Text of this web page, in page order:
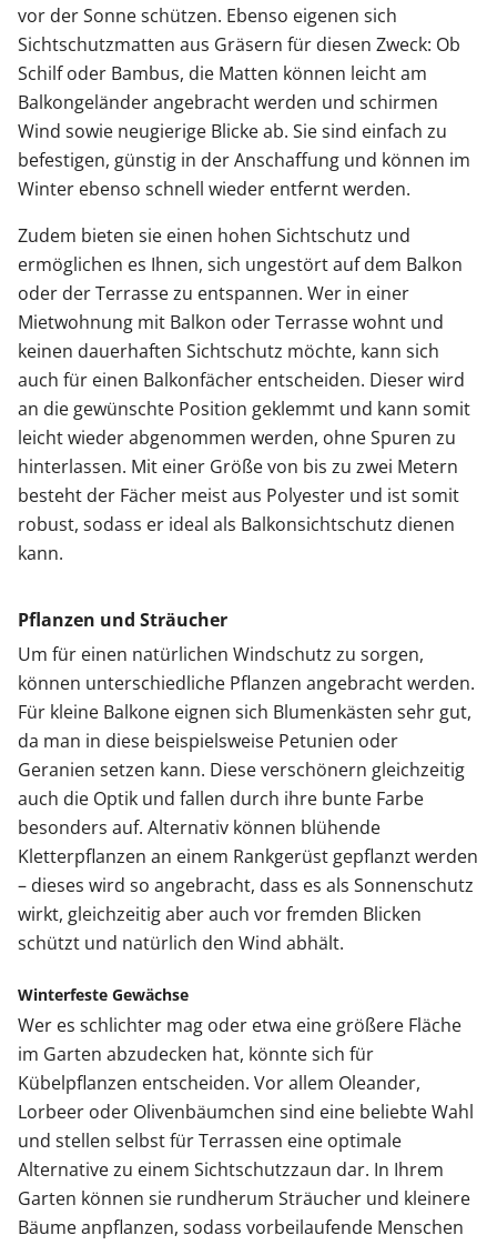
vor der Sonne schützen. Ebenso eigenen sich
Sichtschutzmatten aus Gräsern für diesen Zweck: Ob
Schilf oder Bambus, die Matten können leicht am
Balkongeländer angebracht werden und schirmen
Wind sowie neugierige Blicke ab. Sie sind einfach zu
befestigen, günstig in der Anschaffung und können im
Winter ebenso schnell wieder entfernt werden.
Zudem bieten sie einen hohen Sichtschutz und
ermöglichen es Ihnen, sich ungestört auf dem Balkon
oder der Terrasse zu entspannen. Wer in einer
Mietwohnung mit Balkon oder Terrasse wohnt und
keinen dauerhaften Sichtschutz möchte, kann sich
auch für einen Balkonfächer entscheiden. Dieser wird
an die gewünschte Position geklemmt und kann somit
leicht wieder abgenommen werden, ohne Spuren zu
hinterlassen. Mit einer Größe von bis zu zwei Metern
besteht der Fächer meist aus Polyester und ist somit
robust, sodass er ideal als Balkonsichtschutz dienen
kann.
Pflanzen und Sträucher
Um für einen natürlichen Windschutz zu sorgen,
können unterschiedliche Pflanzen angebracht werden.
Für kleine Balkone eignen sich Blumenkästen sehr gut,
da man in diese beispielsweise Petunien oder
Geranien setzen kann. Diese verschönern gleichzeitig
auch die Optik und fallen durch ihre bunte Farbe
besonders auf. Alternativ können blühende
Kletterpflanzen an einem Rankgerüst gepflanzt werden
– dieses wird so angebracht, dass es als Sonnenschutz
wirkt, gleichzeitig aber auch vor fremden Blicken
schützt und natürlich den Wind abhält.
Winterfeste Gewächse
Wer es schlichter mag oder etwa eine größere Fläche
im Garten abzudecken hat, könnte sich für
Kübelpflanzen entscheiden. Vor allem Oleander,
Lorbeer oder Olivenbäumchen sind eine beliebte Wahl
und stellen selbst für Terrassen eine optimale
Alternative zu einem Sichtschutzzaun dar. In Ihrem
Garten können sie rundherum Sträucher und kleinere
Bäume anpflanzen, sodass vorbeilaufende Menschen